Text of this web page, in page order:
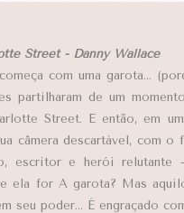
Street - Danny Wallace
com uma garota...
partilharam de um
Street. E então, em
câmera descartável, com
escritor e herói
ela for A garota? Mas
seu poder... É engraçado